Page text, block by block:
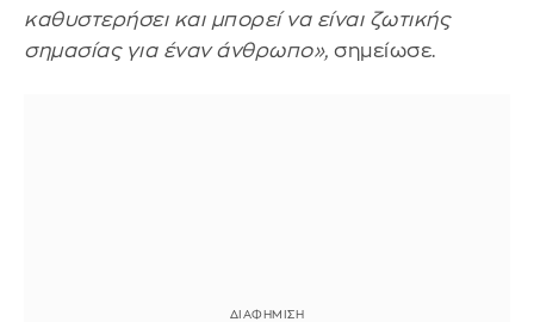
καθυστερήσει και μπορεί να είναι ζωτικής
σημασίας για έναν άνθρωπο», σημείωσε.